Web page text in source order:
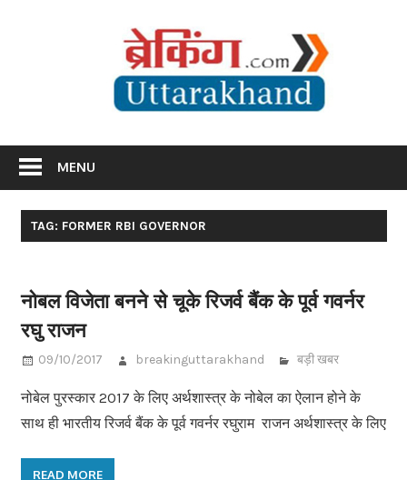
MENU
TAG: FORMER RBI GOVERNOR
नोबल विजेता बनने से चूके रिजर्व बैंक के पूर्व गवर्नर
रघु राजन
09/10/2017 breakinguttarakhand बड़ी खबर
नोबेल पुरस्कार 2017 के लिए अर्थशास्त्र के नोबेल का ऐलान होने के
साथ ही भारतीय रिजर्व बैंक के पूर्व गवर्नर रघुराम राजन अर्थशास्त्र के लिए
READ MORE